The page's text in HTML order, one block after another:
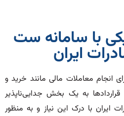
با سامانه ست
ایران
انجام معاملات مالی مانند خرید و
به یک بخش جدایی‌ناپذیر
ایران با درک این نیاز و به منظور